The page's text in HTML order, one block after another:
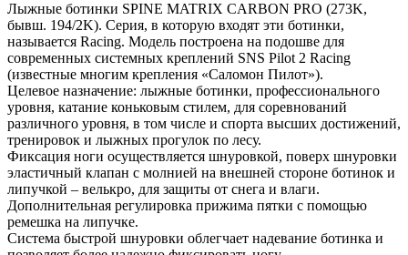
Лыжные ботинки SPINE MATRIX CARBON PRO (273K,
бывш. 194/2K). Серия, в которую входят эти ботинки,
называется Racing. Модель построена на подошве для
современных системных креплений SNS Pilot 2 Racing
(известные многим крепления «Саломон Пилот»).
Целевое назначение: лыжные ботинки, профессионального
уровня, катание коньковым стилем, для соревнований
различного уровня, в том числе и спорта высших достижений,
тренировок и лыжных прогулок по лесу.
Фиксация ноги осуществляется шнуровкой, поверх шнуровки
эластичный клапан с молнией на внешней стороне ботинок и
липучкой – велькро, для защиты от снега и влаги.
Дополнительная регулировка прижима пятки с помощью
ремешка на липучке.
Система быстрой шнуровки облегчает надевание ботинка и